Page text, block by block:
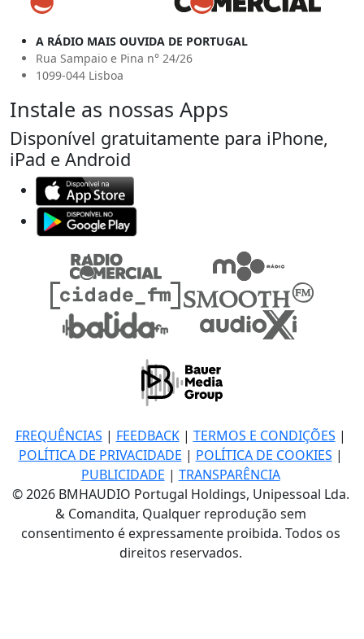
A RÁDIO MAIS OUVIDA DE PORTUGAL
Rua Sampaio e Pina n° 24/26
1099-044 Lisboa
Instale as nossas Apps
Disponível gratuitamente para iPhone,
iPad e Android
FREQUÊNCIAS | FEEDBACK| TERMOS E CONDIÇÕES |
POLÍTICA DE PRIVACIDADE | POLÍTICA DE COOKIES |
PUBLICIDADE | TRANSPARÊNCIA
© 2026 BMHAUDIO Portugal Holdings, Unipessoal Lda.
& Comandita, Qualquer reprodução sem
consentimento é expressamente proibida. Todos os
direitos reservados.